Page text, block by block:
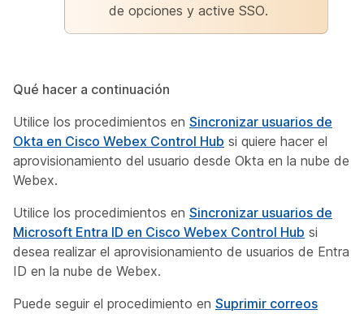
de opciones y active SSO.
Qué hacer a continuación
Utilice los procedimientos en Sincronizar usuarios de
Okta en Cisco Webex Control Hub si quiere hacer el
aprovisionamiento del usuario desde Okta en la nube de
Webex.
Utilice los procedimientos en Sincronizar usuarios de
Microsoft Entra ID en Cisco Webex Control Hub si
desea realizar el aprovisionamiento de usuarios de Entra
ID en la nube de Webex.
Puede seguir el procedimiento en Suprimir correos